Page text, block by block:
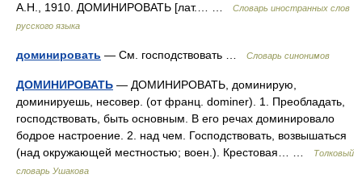
А.Н., 1910. ДОМИНИРОВАТЬ [лат.… …
Словарь иностранных слов
русского языка
доминировать — См. господствовать … Словарь синонимов
ДОМИНИРОВАТЬ — ДОМИНИРОВАТЬ, доминирую,
доминируешь, несовер. (от франц. dominer). 1. Преобладать,
господствовать, быть основным. В его речах доминировало
бодрое настроение. 2. над чем. Господствовать, возвышаться
(над окружающей местностью; воен.). Крестовая… …
Толковый
словарь Ушакова